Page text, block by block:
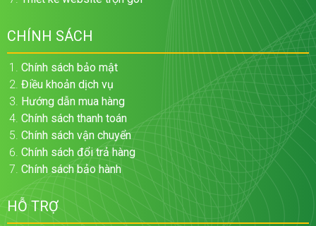
CHÍNH SÁCH
Chính sách bảo mật
Điều khoản dịch vụ
Hướng dẫn mua hàng
Chính sách thanh toán
Chính sách vận chuyển
Chính sách đổi trả hàng
Chính sách bảo hành
HỖ TRỢ